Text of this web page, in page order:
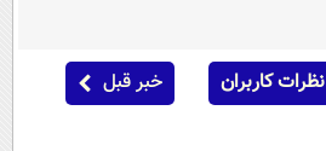
نظرات کاربران خبر قبل